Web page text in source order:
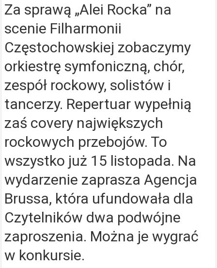
Za sprawą „Alei Rocka” na
scenie Filharmonii
Częstochowskiej zobaczymy
orkiestrę symfoniczną, chór,
zespół rockowy, solistów i
tancerzy. Repertuar wypełnią
zaś covery największych
rockowych przebojów. To
wszystko już 15 listopada. Na
wydarzenie zaprasza Agencja
Brussa, która ufundowała dla
Czytelników dwa podwójne
zaproszenia. Można je wygrać
w konkursie.